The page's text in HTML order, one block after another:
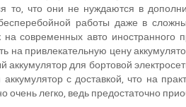
то, что они не нуждаются в
работы даже в
на современных авто
на привлекательную цену
аккумулятор для бортовой
с доставкой, что на
очень легко, ведь предостаточно